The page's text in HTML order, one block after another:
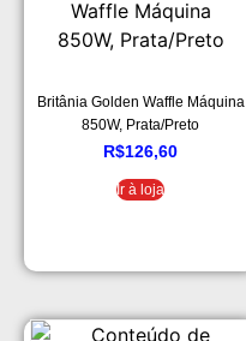
Britânia Golden Waffle Máquina
850W, Prata/Preto
R$126,60
Ir à loja